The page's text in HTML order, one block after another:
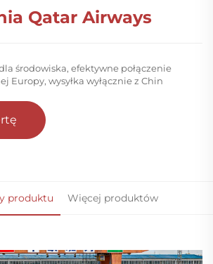
Qatar Airways
środowiska, efektywne połączenie
Europy, wysyłka wyłącznie z Chin
produktu Więcej produktów